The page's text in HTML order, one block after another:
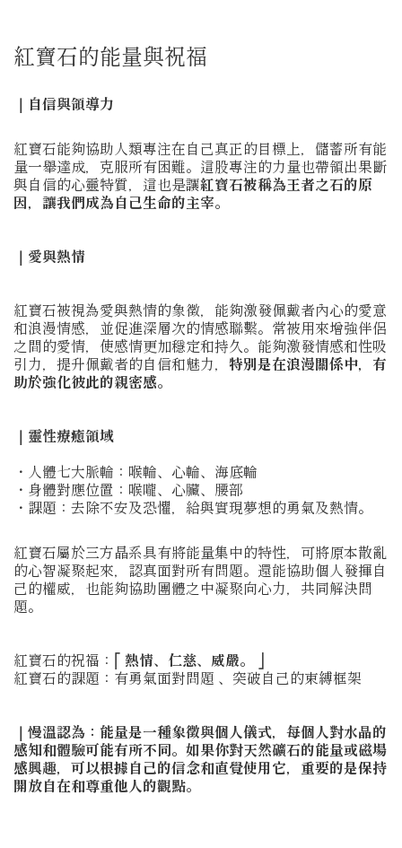
紅寶石的能量與祝福
｜自信與領導力
紅寶石能夠協助人類專注在自己真正的目標上，儲蓄所有能
量一舉達成，克服所有困難。這股專注的力量也帶領出果斷
與自信的心靈特質，這也是讓紅寶石被稱為王者之石的原
因，讓我們成為自己生命的主宰。
｜愛與熱情
紅寶石被視為愛與熱情的象徵，能夠激發佩戴者內心的愛意
和浪漫情感，並促進深層次的情感聯繫。常被用來增強伴侶
之間的愛情，使感情更加穩定和持久。能夠激發情感和性吸
引力，提升佩戴者的自信和魅力， 特別是在浪漫關係中，有
助於強化彼此的親密感。
｜靈性療癒領域
・人體七大脈輪：喉輪、心輪、海底輪
・身體對應位置：喉嚨、心臟、腰部
・課題：去除不安及恐懼，給與實現夢想的勇氣及熱情。
紅寶石屬於三方晶系具有將能量集中的特性，可將原本散亂
的心智凝聚起來，認真面對所有問題。還能協助個人發揮自
己的權威，也能夠協助團體之中凝聚向心力，共同解決問
題。
紅寶石的祝福：⎡ 熱情、仁慈、威嚴。
⎦
紅寶石的課題：有勇氣面對問題 、突破自己的束縛框架
｜慢溫認為：能量是一種象徵與個人儀式，每個人對水晶的
感知和體驗可能有所不同。如果你對天然礦石的能量或磁場
感興趣，可以根據自己的信念和直覺使用它，重要的是保持
開放自在和尊重他人的觀點。